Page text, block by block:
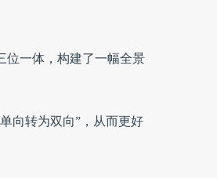
位一体，构建了一幅全景
向转为双向”，从而更好